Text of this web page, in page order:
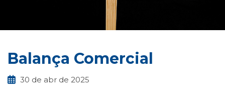
Balança Comercial
30 de abr de 2025